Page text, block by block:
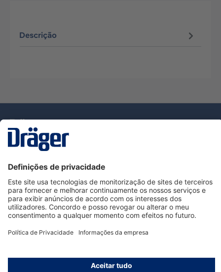
Descrição
Serviço de Apoio ao Cliente Dräger
Utilização da loja
Informações
© Dräger Portugal, Lda, 2024